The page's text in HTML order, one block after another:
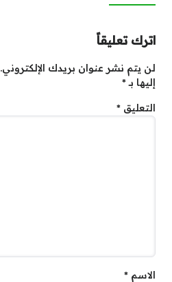
اترك تعليقاً
لن يتم نشر عنوان بريدك الإلكتروني.
إليها بـ*
التعليق *
الاسم *